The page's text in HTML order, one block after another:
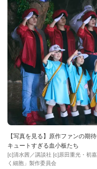
【写真を見る】原作ファンの期
キュートすぎる血小板たち
[c]清水茜／講談社 [c]原田重光・初
く細胞」製作委員会